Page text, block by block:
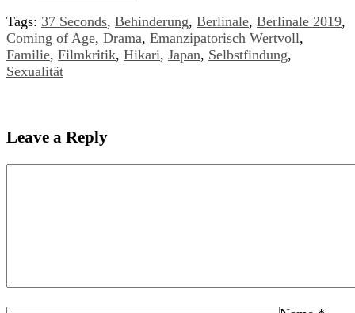
Tags: 37 Seconds, Behinderung, Berlinale, Berlinale 2019,
Coming of Age, Drama, Emanzipatorisch Wertvoll,
Familie, Filmkritik, Hikari, Japan, Selbstfindung,
Sexualität
Leave a Reply